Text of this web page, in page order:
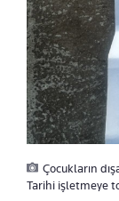
Çocukların
Tarihi işletmeye